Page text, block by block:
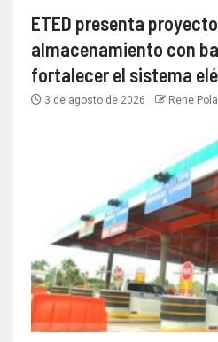
ETED presenta
almacenamiento con
fortalecer el sistema
3 de agosto de 2026 Rene